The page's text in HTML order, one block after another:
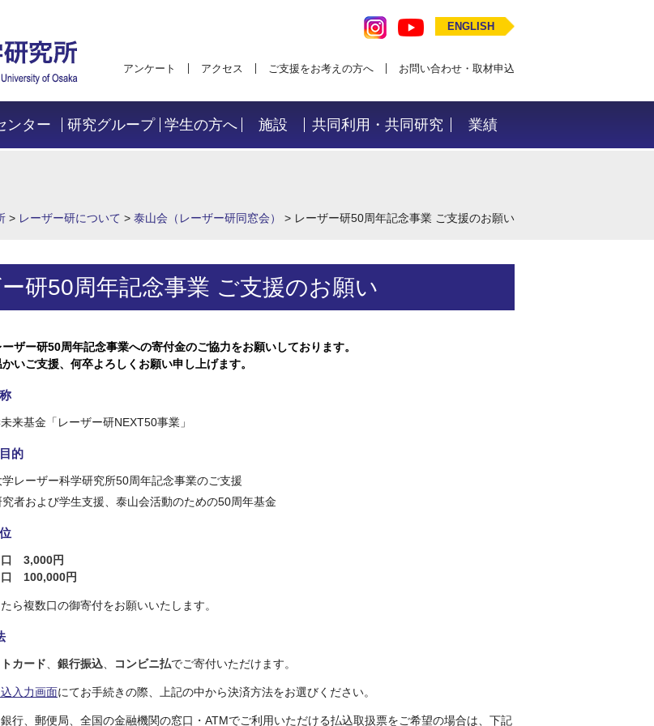
ENGLISH
アンケート アクセス ご支援をお考えの方へ お問い合わせ・取材申込
ンター 研究グループ 学生の方へ 施設 共同利用・共同研究 業績
> レーザー研について > 泰山会（レーザー研同窓会） > レーザー研50周年記念事業 ご支援のお願い
研50周年記念事業 ご支援のお願い
ザー研50周年記念事業への寄付金のご協力をお願いしております。
いご支援、何卒よろしくお願い申し上げます。
来基金「レーザー研NEXT50事業」
的
学レーザー科学研究所50周年記念事業のご支援
者および学生支援、泰山会活動のための50周年基金
口 3,000円
口 100,000円
ら複数口の御寄付をお願いいたします。
カード 銀行振込 コンビニ払でご寄付いただけます。
入力画面にてお手続きの際、上記の中から決済方法をお選びください。
行、郵便局、全国の金融機関の窓口・ATMでご利用いただける払込取扱票をご希望の場合は、下記